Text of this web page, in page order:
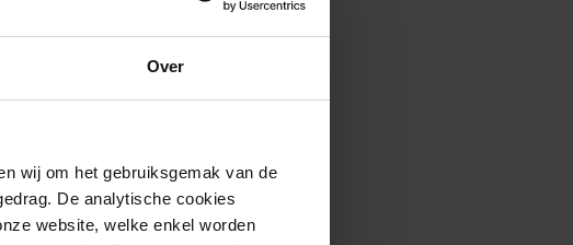
Over
wij om het gebruiksgemak van de
De analytische cookies
website, welke enkel worden